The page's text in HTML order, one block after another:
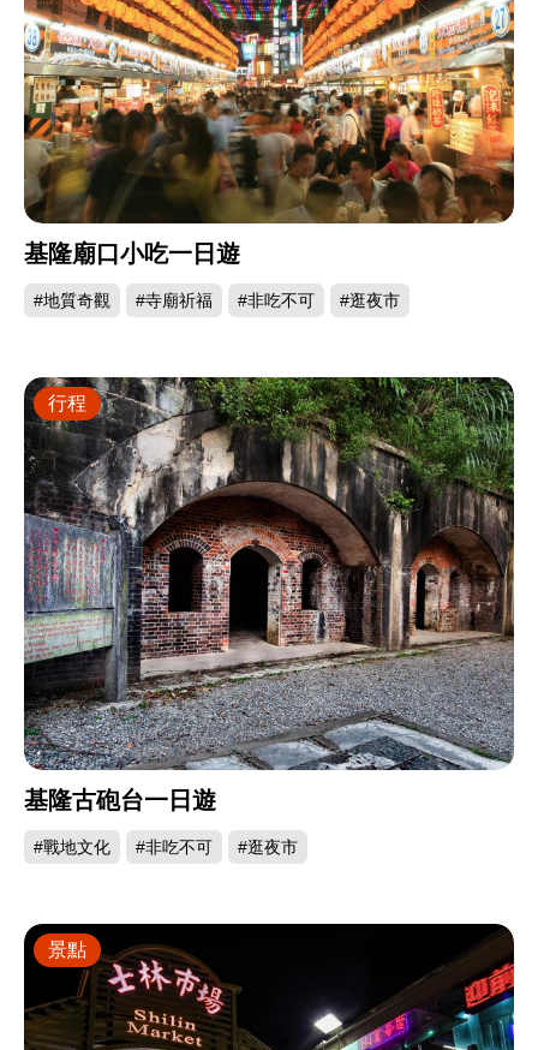
基隆廟口小吃一日遊
#地質奇觀 #寺廟祈福 #非吃不可 #逛夜市
基隆古砲台一日遊
#戰地文化 #非吃不可 #逛夜市
行程
景點